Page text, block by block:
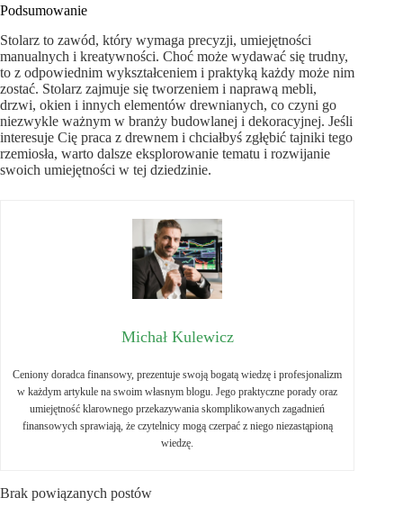
Podsumowanie
Stolarz to zawód, który wymaga precyzji, umiejętności
manualnych i kreatywności. Choć może wydawać się trudny,
to z odpowiednim wykształceniem i praktyką każdy może nim
zostać. Stolarz zajmuje się tworzeniem i naprawą mebli,
drzwi, okien i innych elementów drewnianych, co czyni go
niezwykle ważnym w branży budowlanej i dekoracyjnej. Jeśli
interesuje Cię praca z drewnem i chciałbyś zgłębić tajniki tego
rzemiosła, warto dalsze eksplorowanie tematu i rozwijanie
swoich umiejętności w tej dziedzinie.
Michał Kulewicz
Ceniony doradca finansowy, prezentuje swoją bogatą wiedzę i profesjonalizm
w każdym artykule na swoim własnym blogu. Jego praktyczne porady oraz
umiejętność klarownego przekazywania skomplikowanych zagadnień
finansowych sprawiają, że czytelnicy mogą czerpać z niego niezastąpioną
wiedzę.
Brak powiązanych postów